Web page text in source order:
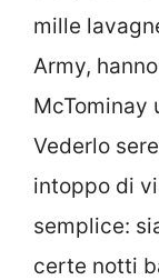
mille
Army,
McTominay
Vederlo
intoppo di
semplice:
certe notti